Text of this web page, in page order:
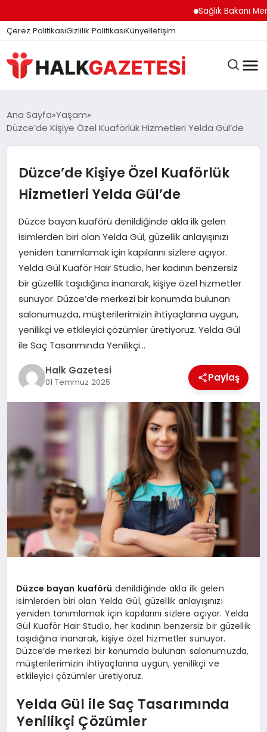
Sağlık Bakanı
Çerez PolitikasıGizlilik PolitikasıKünyeİletişim
DÜNYA
EKONOMI
MAGAZIN
SAĞLIK
SIYASET
TEKNOLOJI
YAŞAM
Ana Sayfa Yaşam
Düzce’de Kişiye Özel Kuaförlük Hizmetleri Yelda Gül’de
Düzce’de Kişiye Özel Kuaförlük
Hizmetleri Yelda Gül’de
Düzce bayan kuaförü denildiğinde akla ilk gelen
isimlerden biri olan Yelda Gül, güzellik anlayışınızı
yeniden tanımlamak için kapılarını sizlere açıyor.
Yelda Gül Kuaför Hair Studio, her kadının benzersiz
bir güzellik taşıdığına inanarak, kişiye özel hizmetler
sunuyor. Düzce’de merkezi bir konumda bulunan
salonumuzda, müşterilerimizin ihtiyaçlarına uygun,
yenilikçi ve etkileyici çözümler üretiyoruz. Yelda Gül
ile Saç Tasarımında Yenilikçi…
Halk Gazetesi
01 Temmuz 2025 Paylaş
Düzce bayan kuaförü denildiğinde akla ilk gelen
isimlerden biri olan Yelda Gül, güzellik anlayışınızı
yeniden tanımlamak için kapılarını sizlere açıyor. Yelda
Gül Kuaför Hair Studio, her kadının benzersiz bir güzellik
taşıdığına inanarak, kişiye özel hizmetler sunuyor.
Düzce’de merkezi bir konumda bulunan salonumuzda,
müşterilerimizin ihtiyaçlarına uygun, yenilikçi ve
etkileyici çözümler üretiyoruz.
Yelda Gül ile Saç Tasarımında
Yenilikçi Çözümler